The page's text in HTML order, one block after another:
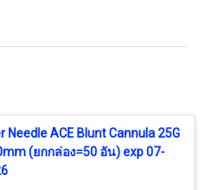
Needle ACE Blunt Cannula 25G
(ยกกล่อง=50 อัน) exp 07-